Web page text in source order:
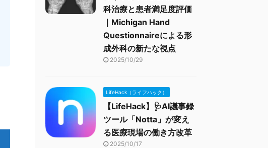
科治療と患者満足度評価
｜Michigan Hand
Questionnaireによる形
成外科の新たな視点
2025/10/29
LifeHack（ライフハック）
【LifeHack】🩺AI議事録
ツール「Notta」が変え
る医療現場の働き方改革
2025/10/17